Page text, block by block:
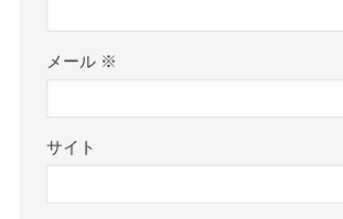
メール ※
サイト